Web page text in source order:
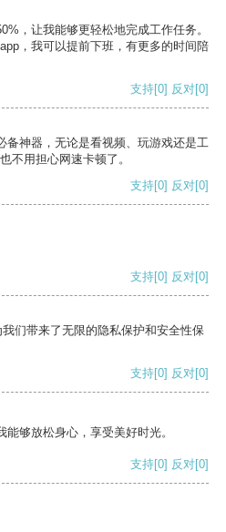
，让我能够更轻松地完成工作任务。
，我可以提前下班，有更多的时间陪
支持[0] 反对[0]
备神器，无论是看视频、玩游戏还是工
不用担心网速卡顿了。
支持[0] 反对[0]
支持[0] 反对[0]
们带来了无限的隐私保护和安全性保
支持[0] 反对[0]
够放松身心，享受美好时光。
支持[0] 反对[0]